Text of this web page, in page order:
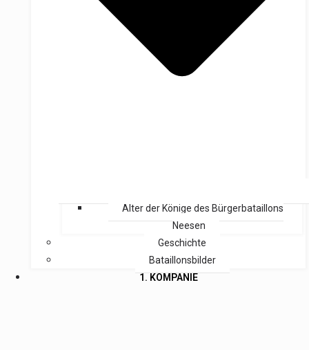
Alter der Könige des Bürgerbataillons
Neesen
Geschichte
Bataillonsbilder
1. KOMPANIE